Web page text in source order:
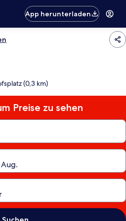
App herunterladen
(0,3 km)
Preise zu sehen